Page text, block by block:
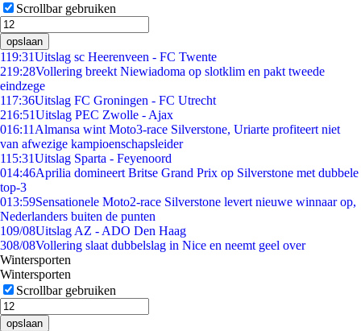
Scrollbar gebruiken
opslaan
119:31Uitslag sc Heerenveen - FC Twente
219:28Vollering breekt Niewiadoma op slotklim en pakt tweede
eindzege
117:36Uitslag FC Groningen - FC Utrecht
216:51Uitslag PEC Zwolle - Ajax
016:11 Almansa wint Moto3-race Silverstone, Uriarte profiteert niet
van afwezige kampioenschapsleider
115:31Uitslag Sparta - Feyenoord
014:46Aprilia domineert Britse Grand Prix op Silverstone met dubbele
top-3
013:59Sensationele Moto2-race Silverstone levert nieuwe winnaar op,
Nederlanders buiten de punten
109/08Uitslag AZ - ADO Den Haag
308/08Vollering slaat dubbelslag in Nice en neemt geel over
Wintersporten
Wintersporten
Scrollbar gebruiken
opslaan